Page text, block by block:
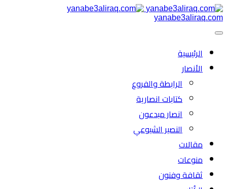
yanabe3aliraq.com
الرئیسية
الأنصار
الرابطة والفروع
كتابات انصارية
انصار مبدعون
النصیر الشیوعي
مقالات
منوعات
ثقافة وفنون